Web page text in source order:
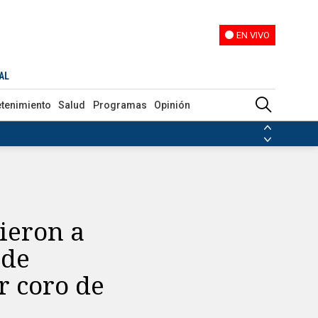
EN VIVO
Salud Programas Opinión
estremecedor coro de ‘Shallow’
a
coro de